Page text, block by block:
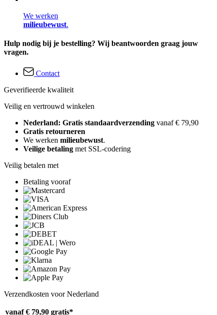
We werken
milieubewust.
Hulp nodig bij je bestelling? Wij beantwoorden graag jouw
vragen.
Contact
Geverifieerde kwaliteit
Veilig en vertrouwd winkelen
Nederland: Gratis standaardverzending vanaf € 79,90
Gratis retourneren
We werken milieubewust.
Veilige betaling met SSL-codering
Veilig betalen met
Betaling vooraf
Verzendkosten voor Nederland
vanaf € 79,90 gratis*